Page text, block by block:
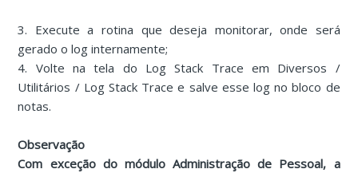
3. Execute a rotina que deseja monitorar, onde será
gerado o log internamente;
4. Volte na tela do Log Stack Trace em Diversos /
Utilitários / Log Stack Trace e salve esse log no bloco de
notas.
Observação
Com exceção do módulo Administração de Pessoal, a